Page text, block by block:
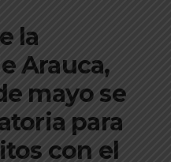
la
Arauca,
mayo se
para
con el